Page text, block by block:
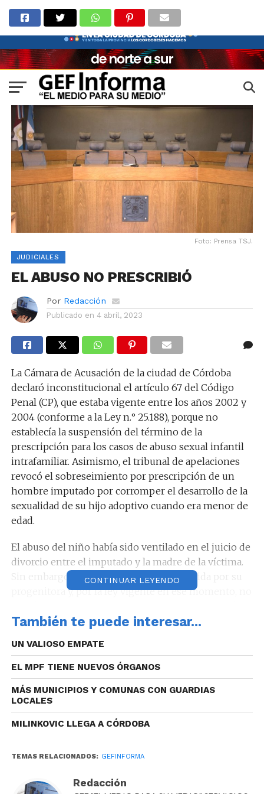
Foto: Prensa TSJ.
JUDICIALES
EL ABUSO NO PRESCRIBIÓ
Por Redacción
Publicado en 4 abril, 2023
La Cámara de Acusación de la ciudad de Córdoba
declaró inconstitucional el artículo 67 del Código
Penal (CP), que estaba vigente entre los años 2002 y
2004 (conforme a la Ley n.° 25.188), porque no
establecía la suspensión del término de la
prescripción para los casos de abuso sexual infantil
intrafamiliar. Asimismo, el tribunal de apelaciones
revocó el sobreseimiento por prescripción de un
hombre imputado por corromper el desarrollo de la
sexualidad de su hijo adoptivo cuando era menor de
edad.
El abuso del niño había sido ventilado en el juicio de
divorcio entre el imputado y la madre de la víctima.
Sin embargo, la acción penal no fue ejercida por su
progenitora y, por la ley vigente en ese momento, no
Fue recién cuando el niño víctima llegó a la mayoría
sin que se le pueda exigir o reprochar no haberlo
hecho antes.
Los vocales Maximiliano Octavio Davies, Carlos
Alberto Salazar y Patricia Alejandra Farías explicaron
en la resolución que, en este tipo de casos, el proceso
que pueden obstaculizar el descubrimiento del
delitos suele permanecer ocultos un largo tiempo,
CONTINUAR LEYENDO
También te puede interesar...
UN VALIOSO EMPATE
EL MPF TIENE NUEVOS ÓRGANOS
MÁS MUNICIPIOS Y COMUNAS CON GUARDIAS
LOCALES
MILINKOVIC LLEGA A CÓRDOBA
TEMAS RELACIONADOS: GEFINFORMA
Redacción